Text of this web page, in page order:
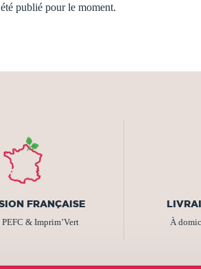
publié pour le moment.
FRANÇAISE
& Imprim’Vert À